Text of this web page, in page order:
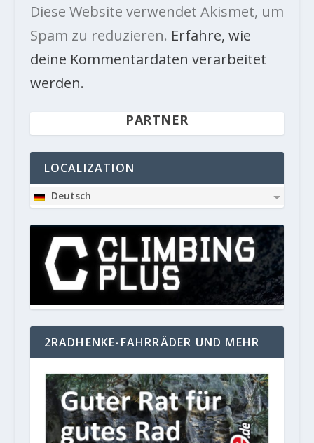
Diese Website verwendet Akismet, um
Spam zu reduzieren. Erfahre, wie
deine Kommentardaten verarbeitet
werden.
PARTNER
LOCALIZATION
Deutsch
2RADHENKE-FAHRRÄDER UND MEHR